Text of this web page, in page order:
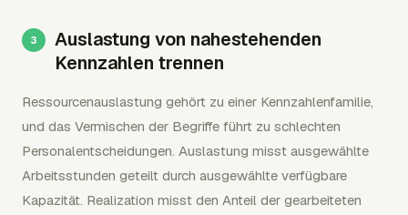
Auslastung von nahestehenden
Kennzahlen trennen
Ressourcenauslastung gehört zu einer Kennzahlenfamilie,
und das Vermischen der Begriffe führt zu schlechten
Personalentscheidungen. Auslastung misst ausgewählte
Arbeitsstunden geteilt durch ausgewählte verfügbare
Kapazität. Realization misst den Anteil der gearbeiteten